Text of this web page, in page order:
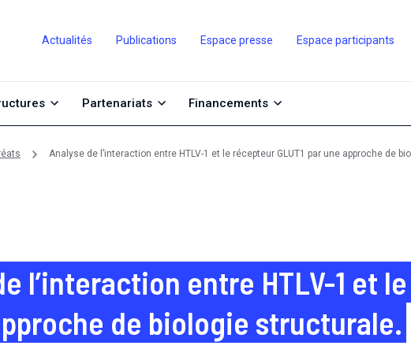
Actualités Publications Espace presse Espace participants
Partenariats Financements
Analyse de l’interaction entre HTLV-1 et le récepteur GLUT1 par une approche de
l’interaction entre HTLV-1 et
de biologie structurale.